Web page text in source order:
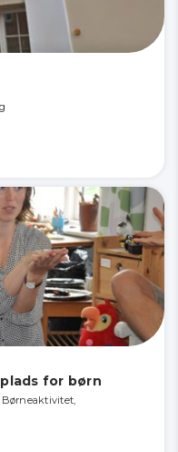
for børn